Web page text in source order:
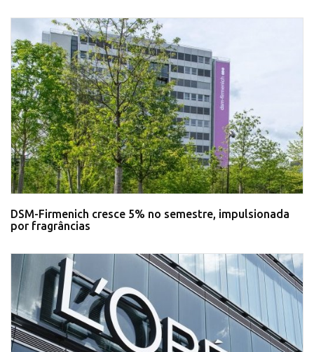
DSM-Firmenich cresce 5% no semestre, impulsionada
por fragrâncias